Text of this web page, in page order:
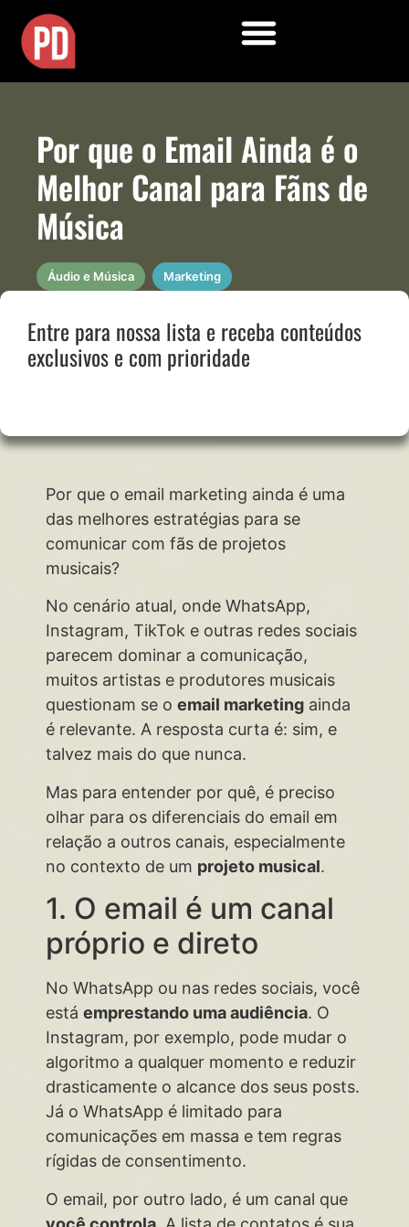
Por que o Email Ainda é o
Melhor Canal para Fãns de
Música
Áudio e Música Marketing
Entre para nossa lista e receba conteúdos
exclusivos e com prioridade
Por que o email marketing ainda é uma
das melhores estratégias para se
comunicar com fãs de projetos
musicais?
No cenário atual, onde WhatsApp,
Instagram, TikTok e outras redes sociais
parecem dominar a comunicação,
muitos artistas e produtores musicais
questionam se o email marketing ainda
é relevante. A resposta curta é: sim, e
talvez mais do que nunca.
Mas para entender por quê, é preciso
olhar para os diferenciais do email em
relação a outros canais, especialmente
no contexto de um projeto musical.
1. O email é um canal
próprio e direto
No WhatsApp ou nas redes sociais, você
está emprestando uma audiência. O
Instagram, por exemplo, pode mudar o
algoritmo a qualquer momento e reduzir
drasticamente o alcance dos seus posts.
Já o WhatsApp é limitado para
comunicações em massa e tem regras
rígidas de consentimento.
O email, por outro lado, é um canal que